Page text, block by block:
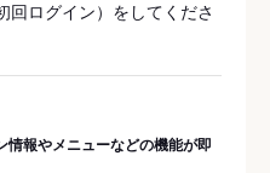
回ログイン）をしてくださ
情報やメニューなどの機能が即